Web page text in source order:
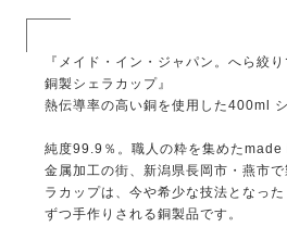
『メイド・イン・ジャパン。へら絞
銅製シェラカップ』
熱伝導率の高い銅を使用した400ml シ
純度99.9％。職人の粋を集めたmade
金属加工の街、新潟県長岡市・燕市
ラカップは、今や希少な技法となっ
ずつ手作りされる銅製品です。